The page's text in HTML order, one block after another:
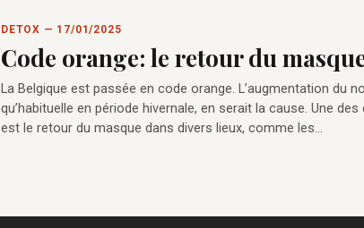
DETOX — 17/01/2025
Code orange: le retour du
La Belgique est passée en code orange. L’augmentation du
qu’habituelle en période hivernale, en serait la cause. Une
est le retour du masque dans divers lieux, comme les…